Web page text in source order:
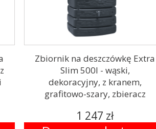
Zbiornik na deszczówkę Extra
Slim 500l - wąski,
dekoracyjny, z kranem,
grafitowo-szary, zbieracz
1 247 zł